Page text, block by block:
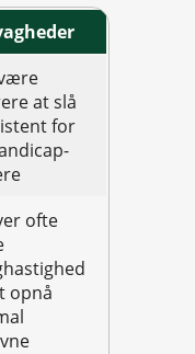
at slå
for
ofte
opnå